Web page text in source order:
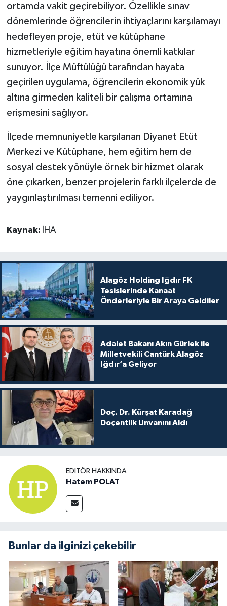
ortamda vakit geçirebiliyor. Özellikle sınav
dönemlerinde öğrencilerin ihtiyaçlarını karşılamayı
hedefleyen proje, etüt ve kütüphane
hizmetleriyle eğitim hayatına önemli katkılar
sunuyor. İlçe Müftülüğü tarafından hayata
geçirilen uygulama, öğrencilerin ekonomik yük
altına girmeden kaliteli bir çalışma ortamına
erişmesini sağlıyor.
İlçede memnuniyetle karşılanan Diyanet Etüt
Merkezi ve Kütüphane, hem eğitim hem de
sosyal destek yönüyle örnek bir hizmet olarak
öne çıkarken, benzer projelerin farklı ilçelerde de
yaygınlaştırılması temenni ediliyor.
Kaynak: İHA
Alagöz Holding Iğdır FK
Tesislerinde Kanaat
Önderleriyle Bir Araya Geldiler
Adalet Bakanı Akın Gürlek ile
Milletvekili Cantürk Alagöz
Iğdır’a Geliyor
Doç. Dr. Kürşat Karadağ
Doçentlik Unvanını Aldı
EDITÖR HAKKINDA
Hatem POLAT
Bunlar da ilginizi çekebilir